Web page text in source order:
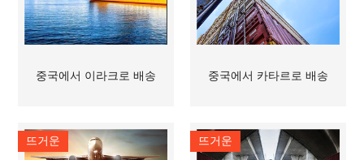
중국에서 이라크로 배송 중국에서 카타르로 배송
뜨거운 뜨거운